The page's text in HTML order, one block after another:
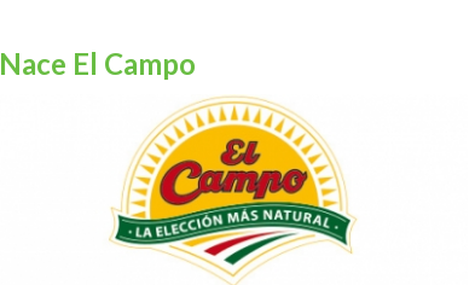
Nace El Campo